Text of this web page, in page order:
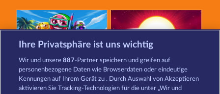
Frooty Troupe Sun Splash Blazing Star
Ihre Privatsphäre ist uns wichtig
Wir und unsere887-Partner speichern und greifen auf
personenbezogene Daten wie Browserdaten oder eindeutige
Kennungen auf Ihrem Gerät zu . Durch Auswahl von Akzeptieren
aktivieren Sie Tracking-Technologien für die unter „Wir und